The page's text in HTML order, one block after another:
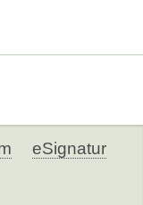
eSignatur